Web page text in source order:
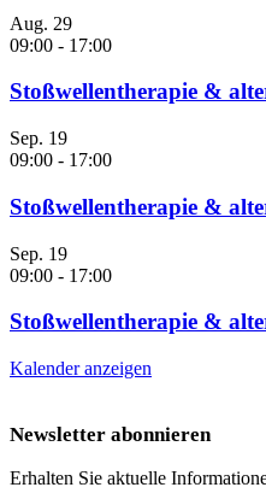
Aug. 29
09:00 - 17:00
Stoßwellentherapie &
Sep. 19
09:00 - 17:00
Stoßwellentherapie &
Sep. 19
09:00 - 17:00
Stoßwellentherapie &
Kalender anzeigen
Newsletter abonnieren
Erhalten Sie aktuelle